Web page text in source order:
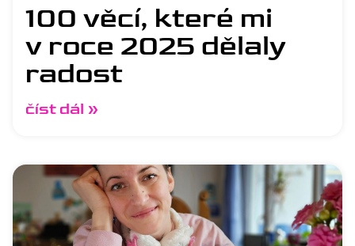
100 věcí, které mi
v roce 2025 dělaly
radost
číst dál »